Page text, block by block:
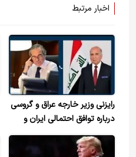
اخبار مرتبط
رایزنی وزیر خارجه عراق و گروسی
درباره توافق احتمالی ایران و
آمریکا